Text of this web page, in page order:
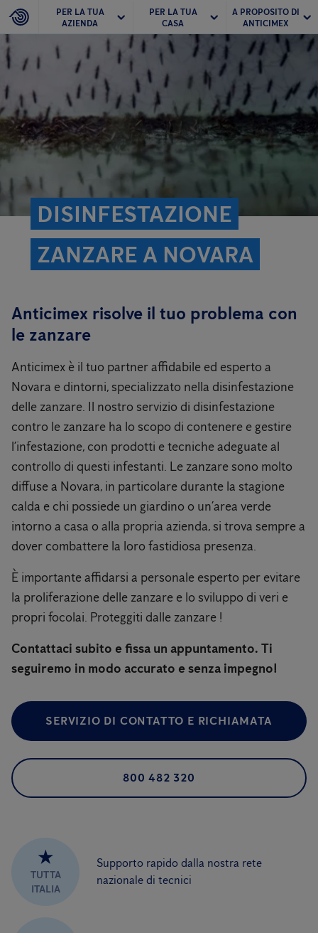
PER LA TUA
AZIENDA
PER LA TUA
CASA
A PROPOSITO DI
ANTICIMEX
DISINFESTAZIONE
ZANZARE A NOVARA
Anticimex risolve il tuo problema con
le zanzare
Anticimex è il tuo partner affidabile ed esperto a
Novara e dintorni, specializzato nella disinfestazione
delle zanzare. Il nostro servizio di disinfestazione
contro le zanzare ha lo scopo di contenere e gestire
l’infestazione, con prodotti e tecniche adeguate al
controllo di questi infestanti. Le zanzare sono molto
diffuse a Novara, in particolare durante la stagione
calda e chi possiede un giardino o un’area verde
intorno a casa o alla propria azienda, si trova sempre a
dover combattere la loro fastidiosa presenza.
È importante affidarsi a personale esperto per evitare
la proliferazione delle zanzare e lo sviluppo di veri e
propri focolai. Proteggiti dalle zanzare !
Contattaci subito e fissa un appuntamento. Ti
seguiremo in modo accurato e senza impegno!
SERVIZIO DI CONTATTO E RICHIAMATA
800 482 320
★
TUTTA
ITALIA
Supporto rapido dalla nostra rete
nazionale di tecnici